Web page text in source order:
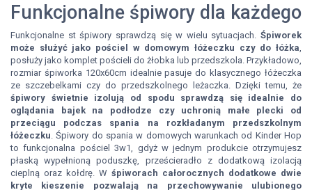
Funkcjonalne śpiwory dla każdego
Funkcjonalne st śpiwory sprawdzą się w wielu sytuacjach. Śpiworek
może służyć jako pościel w domowym łóżeczku czy do łóżka
posłuży jako komplet pościeli do żłobka lub przedszkola. Przykładowo,
rozmiar śpiworka 120x60cm idealnie pasuje do klasycznego łóżeczka
ze szczebelkami czy do przedszkolnego leżaczka. Dzięki temu, że
śpiwory świetnie izolują od spodu sprawdzą się idealnie do
oglądania bajek na podłodze czy uchronią małe plecki od
przeciągu podczas spania na rozkładanym przedszkolnym
łóżeczku . Śpiwory do spania w domowych warunkach od Kinder Hop
to funkcjonalna pościel 3w1, gdyż w jednym produkcie otrzymujesz
płaską wypełnioną poduszkę, prześcieradło z dodatkową izolacją
cieplną oraz kołdrę. W śpiworach całorocznych dodatkowe dwie
kryte kieszenie pozwalają na przechowywanie ulubionego